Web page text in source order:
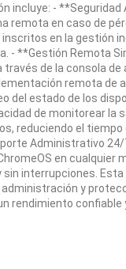
incluye: -
remota en caso de
en la gestión
- **Gestión Remota
de la consola
remota de
del estado de los
de monitorear la
reduciendo el
Administrativo
en cualquier
interrupciones.
y
rendimiento confiable